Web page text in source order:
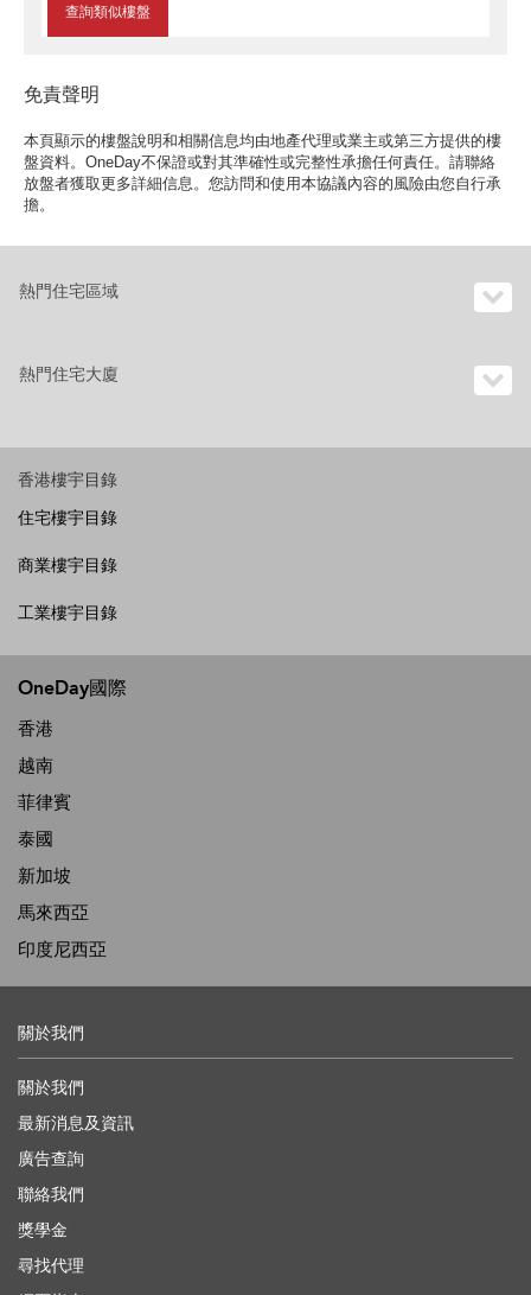
查詢類似樓盤
免責聲明
本頁顯示的樓盤說明和相關信息均由地產代理或業主或第三方提供的樓
盤資料。OneDay不保證或對其準確性或完整性承擔任何責任。請聯絡
放盤者獲取更多詳細信息。您訪問和使用本協議內容的風險由您自行承
擔。
熱門住宅區域
熱門住宅大廈
香港樓宇目錄
住宅樓宇目錄
商業樓宇目錄
工業樓宇目錄
OneDay國際
香港
越南
菲律賓
泰國
新加坡
馬來西亞
印度尼西亞
關於我們
關於我們
最新消息及資訊
廣告查詢
聯絡我們
獎學金
尋找代理